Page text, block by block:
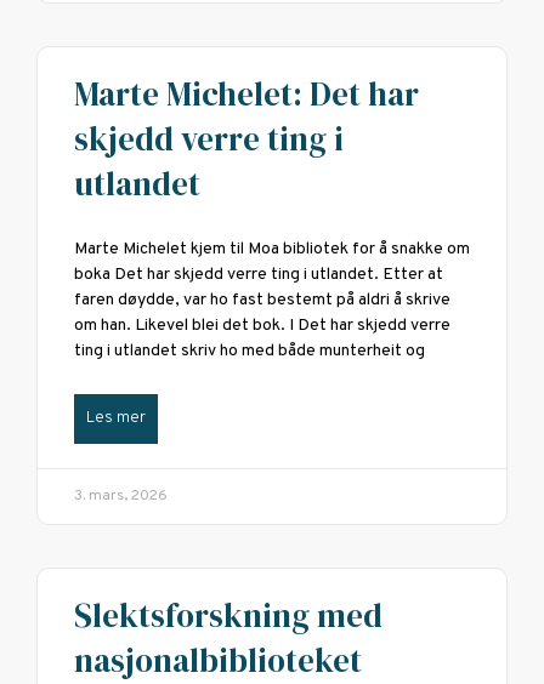
Marte Michelet: Det har
skjedd verre ting i
utlandet
Marte Michelet kjem til Moa bibliotek for å snakke om
boka Det har skjedd verre ting i utlandet. Etter at
faren døydde, var ho fast bestemt på aldri å skrive
om han. Likevel blei det bok. I Det har skjedd verre
ting i utlandet skriv ho med både munterheit og
Les mer
3. mars, 2026
Slektsforskning med
nasjonalbiblioteket